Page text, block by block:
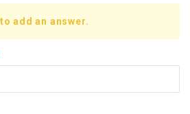
add an answer.